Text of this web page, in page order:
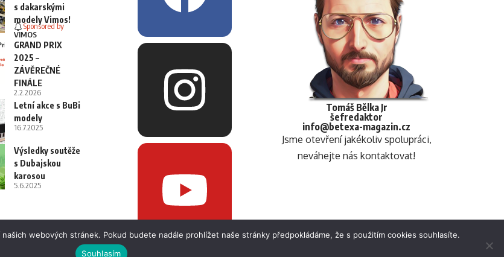
s dakarskými
modely Vimos!
Sponsored by
VIMOS
GRAND PRIX
2025 –
ZÁVĚREČNÉ
FINÁLE
2.2.2026
Letní akce s BuBi
modely
16.7.2025
Výsledky soutěže
s Dubajskou
karosou
5.6.2025
Tomáš Bělka Jr
šefredaktor
info@betexa-magazin.cz
Jsme otevření jakékoliv spolupráci,
neváhejte nás kontaktovat!
webových stránek. Pokud budete nadále prohlížet naše stránky předpokládáme, že s použitím cookies souhlasíte.
Souhlasím